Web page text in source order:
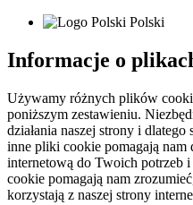
Polski
Informacje o
Używamy różnych plików
poniższym zestawieniu.
działania naszej strony i
inne pliki cookie pomagają nam
internetową do Twoich potrzeb
cookie pomagają nam
korzystają z naszej strony